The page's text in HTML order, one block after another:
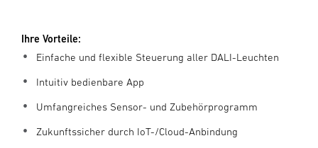
Ihre Vorteile:
Einfache und flexible Steuerung aller DALI-Leuchten
Intuitiv bedienbare App
Umfangreiches Sensor- und Zubehörprogramm
Zukunftssicher durch IoT-/Cloud-Anbindung